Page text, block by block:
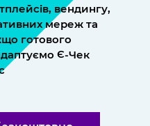
вендингу,
мереж та
готового
Є-Чек